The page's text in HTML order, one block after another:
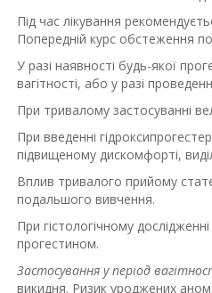
Під час лікування
Попередній курс обстеження
У разі наявності будь-якої
вагітності, або у разі
При тривалому застосуванні
При введенні
підвищеному дискомфорті,
Вплив тривалого прийому
подальшого вивчення.
При гістологічному
прогестином.
Застосування у період
викидня. Ризик уроджених